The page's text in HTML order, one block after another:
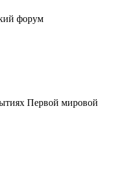
форум
Первой мировой